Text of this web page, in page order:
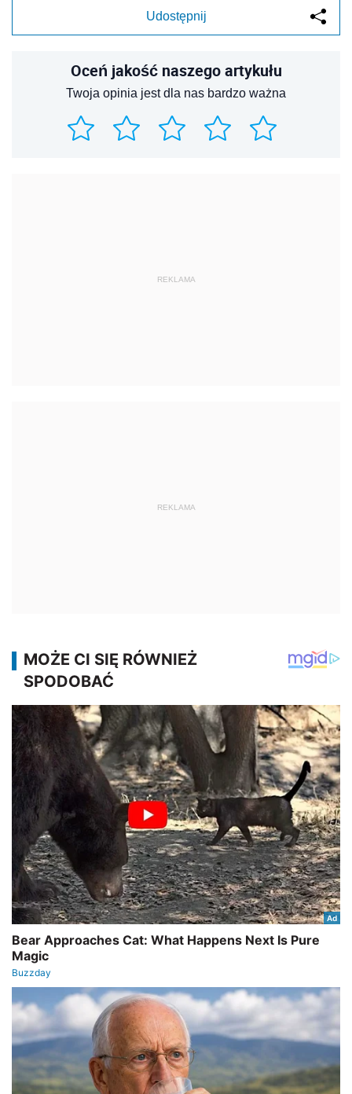
Udostępnij
Oceń jakość naszego artykułu
Twoja opinia jest dla nas bardzo ważna
REKLAMA
REKLAMA